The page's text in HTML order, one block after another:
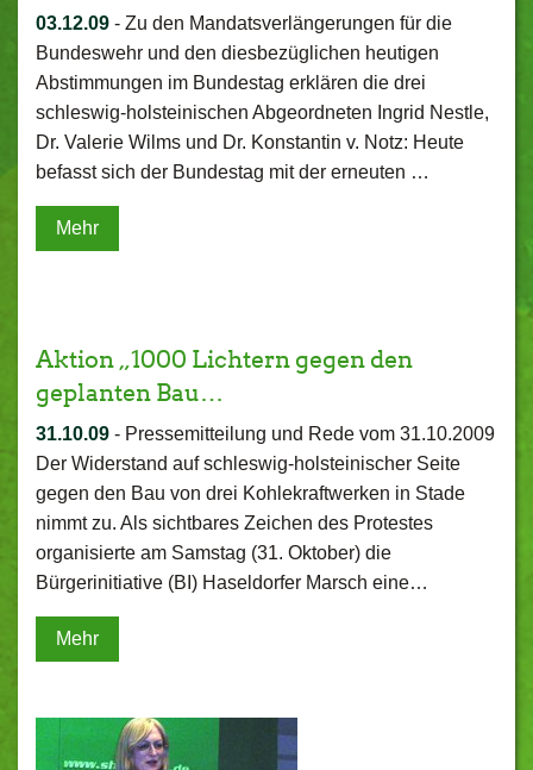
03.12.09 - Zu den Mandatsverlängerungen für die
Bundeswehr und den diesbezüglichen heutigen
Abstimmungen im Bundestag erklären die drei
schleswig-holsteinischen Abgeordneten Ingrid Nestle,
Dr. Valerie Wilms und Dr. Konstantin v. Notz: Heute
befasst sich der Bundestag mit der erneuten …
Mehr
Aktion „1000 Lichtern gegen den
geplanten Bau…
31.10.09 - Pressemitteilung und Rede vom 31.10.2009
Der Widerstand auf schleswig-holsteinischer Seite
gegen den Bau von drei Kohlekraftwerken in Stade
nimmt zu. Als sichtbares Zeichen des Protestes
organisierte am Samstag (31. Oktober) die
Bürgerinitiative (BI) Haseldorfer Marsch eine…
Mehr